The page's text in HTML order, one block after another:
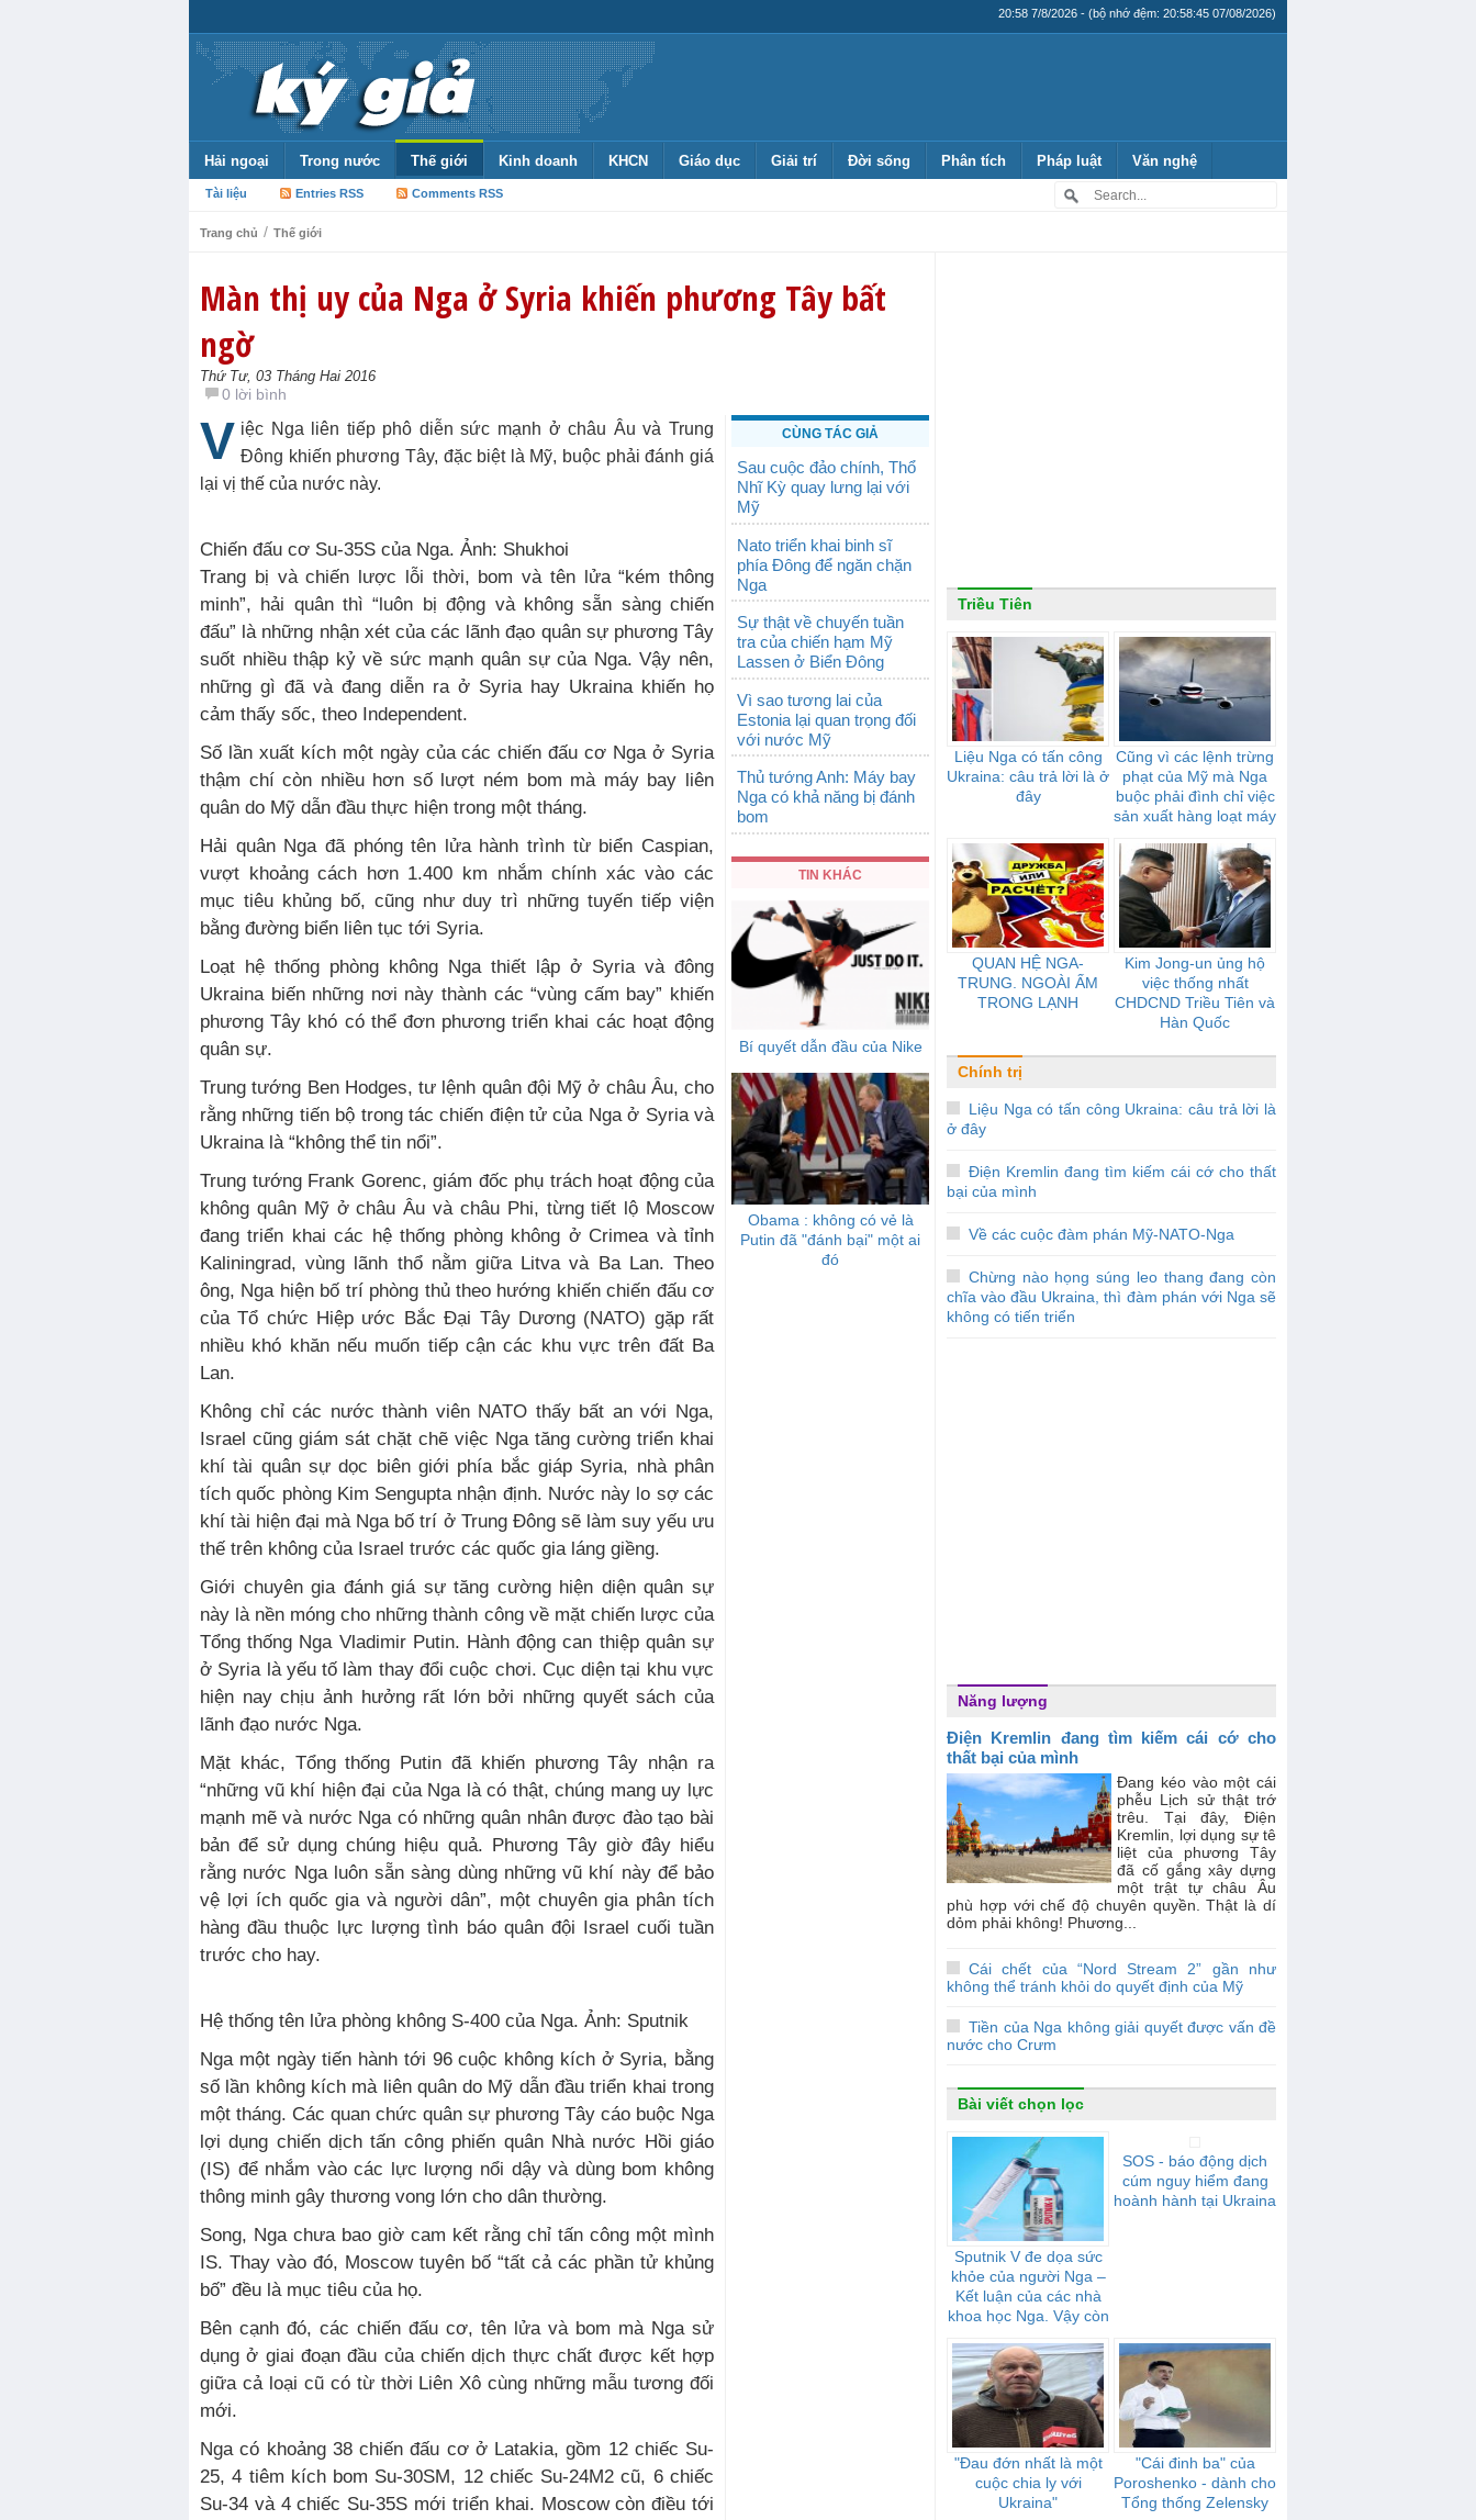
20:58 7/8/2026 - (bộ nhớ đệm: 20:58:45 07/08/2026)
Hải ngoại Trong nước Thế giới Kinh doanh KHCN Giáo dục Giải trí Đời sống Phân tích Pháp luật Văn nghệ
Tài liệu Entries RSS Comments RSS
Trang chủ / Thế giới
Màn thị uy của Nga ở Syria khiến phương Tây bất
ngờ
Thứ Tư, 03 Tháng Hai 2016
0 lời bình
V iệc Nga liên tiếp phô diễn sức mạnh ở châu Âu và Trung
Đông khiến phương Tây, đặc biệt là Mỹ, buộc phải đánh giá
lại vị thế của nước này.
Chiến đấu cơ Su-35S của Nga. Ảnh: Shukhoi
Trang bị và chiến lược lỗi thời, bom và tên lửa “kém thông
minh”, hải quân thì “luôn bị động và không sẵn sàng chiến
đấu” là những nhận xét của các lãnh đạo quân sự phương Tây
suốt nhiều thập kỷ về sức mạnh quân sự của Nga. Vậy nên,
những gì đã và đang diễn ra ở Syria hay Ukraina khiến họ
cảm thấy sốc, theo Independent.
Số lần xuất kích một ngày của các chiến đấu cơ Nga ở Syria
thậm chí còn nhiều hơn số lượt ném bom mà máy bay liên
quân do Mỹ dẫn đầu thực hiện trong một tháng.
Hải quân Nga đã phóng tên lửa hành trình từ biển Caspian,
vượt khoảng cách hơn 1.400 km nhắm chính xác vào các
mục tiêu khủng bố, cũng như duy trì những tuyến tiếp viện
bằng đường biển liên tục tới Syria.
Loạt hệ thống phòng không Nga thiết lập ở Syria và đông
Ukraina biến những nơi này thành các “vùng cấm bay” khiến
phương Tây khó có thể đơn phương triển khai các hoạt động
quân sự.
Trung tướng Ben Hodges, tư lệnh quân đội Mỹ ở châu Âu, cho
rằng những tiến bộ trong tác chiến điện tử của Nga ở Syria và
Ukraina là “không thể tin nổi”.
Trung tướng Frank Gorenc, giám đốc phụ trách hoạt động của
không quân Mỹ ở châu Âu và châu Phi, từng tiết lộ Moscow
đang triển khai các hệ thống phòng không ở Crimea và tỉnh
Kaliningrad, vùng lãnh thổ nằm giữa Litva và Ba Lan. Theo
ông, Nga hiện bố trí phòng thủ theo hướng khiến chiến đấu cơ
của Tổ chức Hiệp ước Bắc Đại Tây Dương (NATO) gặp rất
nhiều khó khăn nếu muốn tiếp cận các khu vực trên đất Ba
Lan.
Không chỉ các nước thành viên NATO thấy bất an với Nga,
Israel cũng giám sát chặt chẽ việc Nga tăng cường triển khai
khí tài quân sự dọc biên giới phía bắc giáp Syria, nhà phân
tích quốc phòng Kim Sengupta nhận định. Nước này lo sợ các
khí tài hiện đại mà Nga bố trí ở Trung Đông sẽ làm suy yếu ưu
thế trên không của Israel trước các quốc gia láng giềng.
Giới chuyên gia đánh giá sự tăng cường hiện diện quân sự
này là nền móng cho những thành công về mặt chiến lược của
Tổng thống Nga Vladimir Putin. Hành động can thiệp quân sự
ở Syria là yếu tố làm thay đổi cuộc chơi. Cục diện tại khu vực
hiện nay chịu ảnh hưởng rất lớn bởi những quyết sách của
lãnh đạo nước Nga.
Mặt khác, Tổng thống Putin đã khiến phương Tây nhận ra
“những vũ khí hiện đại của Nga là có thật, chúng mang uy lực
mạnh mẽ và nước Nga có những quân nhân được đào tạo bài
bản để sử dụng chúng hiệu quả. Phương Tây giờ đây hiểu
rằng nước Nga luôn sẵn sàng dùng những vũ khí này để bảo
vệ lợi ích quốc gia và người dân”, một chuyên gia phân tích
hàng đầu thuộc lực lượng tình báo quân đội Israel cuối tuần
trước cho hay.
Hệ thống tên lửa phòng không S-400 của Nga. Ảnh: Sputnik
Nga một ngày tiến hành tới 96 cuộc không kích ở Syria, bằng
số lần không kích mà liên quân do Mỹ dẫn đầu triển khai trong
một tháng. Các quan chức quân sự phương Tây cáo buộc Nga
lợi dụng chiến dịch tấn công phiến quân Nhà nước Hồi giáo
(IS) để nhắm vào các lực lượng nổi dậy và dùng bom không
thông minh gây thương vong lớn cho dân thường.
Song, Nga chưa bao giờ cam kết rằng chỉ tấn công một mình
IS. Thay vào đó, Moscow tuyên bố “tất cả các phần tử khủng
bố” đều là mục tiêu của họ.
Bên cạnh đó, các chiến đấu cơ, tên lửa và bom mà Nga sử
dụng ở giai đoạn đầu của chiến dịch thực chất được kết hợp
giữa cả loại cũ có từ thời Liên Xô cùng những mẫu tương đối
mới.
Nga có khoảng 38 chiến đấu cơ ở Latakia, gồm 12 chiếc Su-
25, 4 tiêm kích bom Su-30SM, 12 chiếc Su-24M2 cũ, 6 chiếc
Su-34 và 4 chiếc Su-35S mới triển khai. Moscow còn điều tới
CÙNG TÁC GIẢ
Sau cuộc đảo chính, Thổ
Nhĩ Kỳ quay lưng lại với
Mỹ
Nato triển khai binh sĩ
phía Đông để ngăn chặn
Nga
Sự thật về chuyến tuần
tra của chiến hạm Mỹ
Lassen ở Biển Đông
Vì sao tương lai của
Estonia lại quan trọng đối
với nước Mỹ
Thủ tướng Anh: Máy bay
Nga có khả năng bị đánh
bom
TIN KHÁC
Bí quyết dẫn đầu của Nike
Obama : không có vẻ là
Putin đã "đánh bại" một ai
đó
Triều Tiên
Liệu Nga có tấn công
Ukraina: câu trả lời là ở
đây
Cũng vì các lệnh trừng
phạt của Mỹ mà Nga
buộc phải đình chỉ việc
sản xuất hàng loạt máy
cạnh tranh với Boeing
QUAN HỆ NGA-
TRUNG. NGOÀI ẤM
TRONG LẠNH
Kim Jong-un ủng hộ
việc thống nhất
CHDCND Triều Tiên và
Hàn Quốc
Chính trị
Liệu Nga có tấn công Ukraina: câu trả lời là
ở đây
Điện Kremlin đang tìm kiếm cái cớ cho thất
bại của mình
Về các cuộc đàm phán Mỹ-NATO-Nga
Chừng nào họng súng leo thang đang còn
chĩa vào đầu Ukraina, thì đàm phán với Nga sẽ
không có tiến triển
Năng lượng
Điện Kremlin đang tìm kiếm cái cớ cho
thất bại của mình
Đang kéo vào một cái
phễu Lịch sử thật trớ
trêu. Tại đây, Điện
Kremlin, lợi dụng sự tê
liệt của phương Tây
đã cố gắng xây dựng
một trật tự châu Âu
phù hợp với chế độ chuyên quyền. Thật là dí
dỏm phải không! Phương...
Cái chết của “Nord Stream 2” gần như
không thể tránh khỏi do quyết định của Mỹ
Tiền của Nga không giải quyết được vấn đề
nước cho Crưm
Bài viết chọn lọc
Sputnik V đe dọa sức
khỏe của người Nga –
Kết luận của các nhà
khoa học Nga. Vậy còn
thì sao?
SOS - báo động dịch
cúm nguy hiểm đang
hoành hành tại Ukraina
"Đau đớn nhất là một
cuộc chia ly với
Ukraina"
"Cái đinh ba" của
Poroshenko - dành cho
Tổng thống Zelensky